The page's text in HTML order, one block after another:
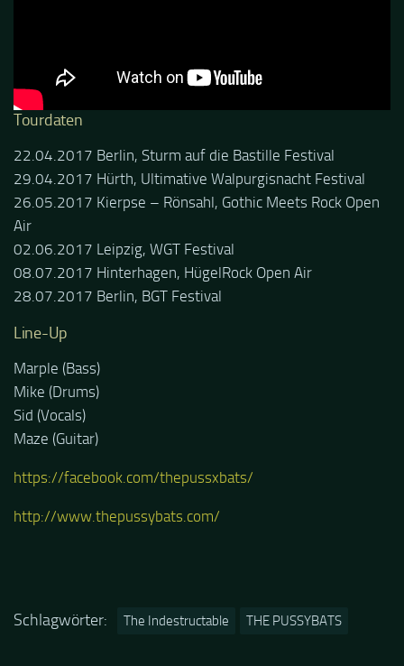
Tourdaten
22.04.2017 Berlin, Sturm auf die Bastille Festival
29.04.2017 Hürth, Ultimative Walpurgisnacht Festival
26.05.2017 Kierpse – Rönsahl, Gothic Meets Rock Open
Air
02.06.2017 Leipzig, WGT Festival
08.07.2017 Hinterhagen, HügelRock Open Air
28.07.2017 Berlin, BGT Festival
Line-Up
Marple (Bass)
Mike (Drums)
Sid (Vocals)
Maze (Guitar)
https://facebook.com/thepussxbats/
http://www.thepussybats.com/
Schlagwörter: The Indestructable THE PUSSYBATS